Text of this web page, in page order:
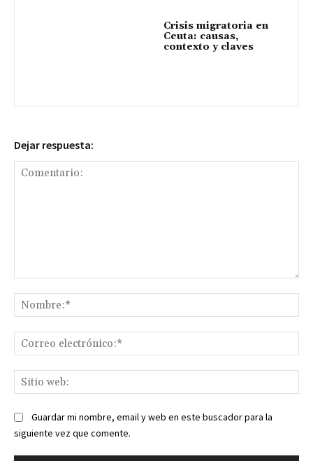
Crisis migratoria en
Ceuta: causas,
contexto y claves
Dejar respuesta:
Guardar mi nombre, email y web en este buscador para la
siguiente vez que comente.